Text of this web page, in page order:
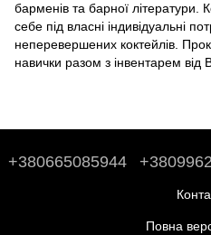
барменів та барної літератури .
себе під власні індивідуальні
неперевершених коктейлів.
навички разом з інвентарем від
+380665085944
Повна